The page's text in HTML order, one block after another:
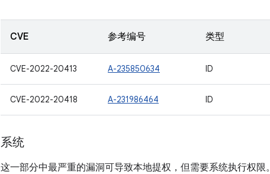
CVE 参考编号 类型
CVE-2022-20413 A-235850634 ID
CVE-2022-20418 A-231986464 ID
系统
这一部分中最严重的漏洞可导致本地提权，但需要系统执行权限。